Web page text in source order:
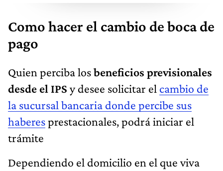
Como hacer el cambio de boca de
pago
Quien perciba losbeneficios previsionales
desde el IPS y desee solicitar el cambio de
la sucursal bancaria donde percibe sus
haberesprestacionales, podrá iniciar el
trámite
Dependiendo el domicilio en el que viva